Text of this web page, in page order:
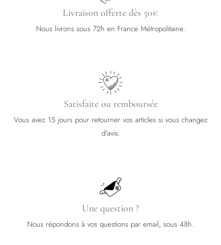
Livraison offerte dès 50€
Nous livrons sous 72h en France Métropolitaine.
Satisfaite ou remboursée
Vous avez 15 jours pour retourner vos articles si vous changez
d'avis.
Une question ?
Nous répondons à vos questions par email, sous 48h.